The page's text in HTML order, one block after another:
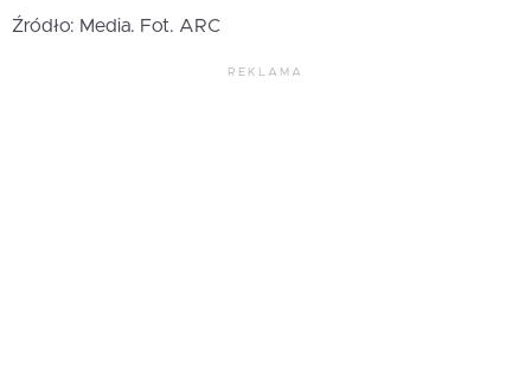
Źródło: Media. Fot. ARC
REKLAMA